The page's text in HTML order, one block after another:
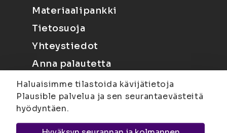
Materiaalipankki
Tietosuoja
Yhteystiedot
Anna palautetta
Haluaisimme tilastoida kävijätietoja
Plausible palvelua ja sen seurantaevästeitä
hyödyntäen.